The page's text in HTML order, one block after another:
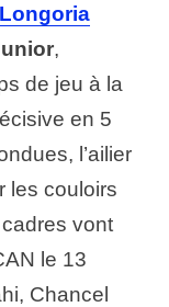
,
de jeu à la
en 5
l’ailier
les couloirs
vont
le 13
Chancel